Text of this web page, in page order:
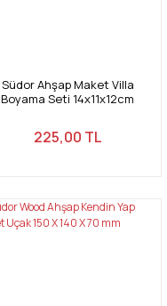
Südor Ahşap Maket Villa
Boyama Seti 14x11x12cm
225,00 TL